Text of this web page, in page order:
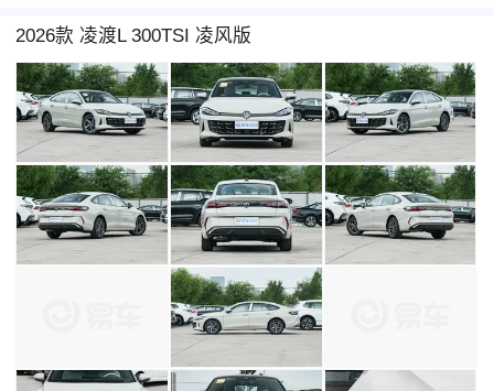
2026款 凌渡L 300TSI 凌风版